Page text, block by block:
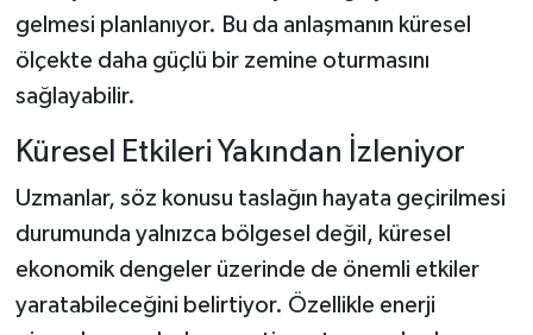
gelmesi planlanıyor. Bu da anlaşmanın küresel
ölçekte daha güçlü bir zemine oturmasını
sağlayabilir.
Küresel Etkileri Yakından İzleniyor
Uzmanlar, söz konusu taslağın hayata geçirilmesi
durumunda yalnızca bölgesel değil, küresel
ekonomik dengeler üzerinde de önemli etkiler
yaratabileceğini belirtiyor. Özellikle enerji